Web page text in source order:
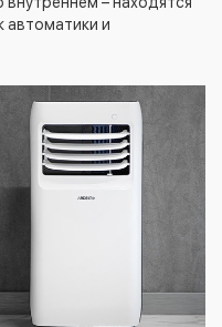
автоматики и